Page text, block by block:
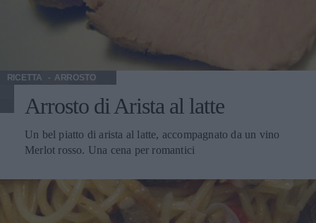
RICETTA ARROSTO
Arrosto di Arista al latte
Un bel piatto di arista al latte, accompagnato da un vino
Merlot rosso. Una cena per romantici